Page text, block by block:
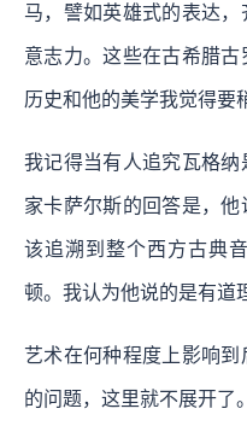
马，譬如英雄式的表达
意志力。这些在古希腊
历史和他的美学我觉得
我记得当有人追究瓦格
家卡萨尔斯的回答是，
该追溯到整个西方古典
顿。我认为他说的是有道
艺术在何种程度上影响
的问题，这里就不展开了。